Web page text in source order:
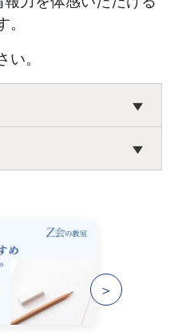
。
＞